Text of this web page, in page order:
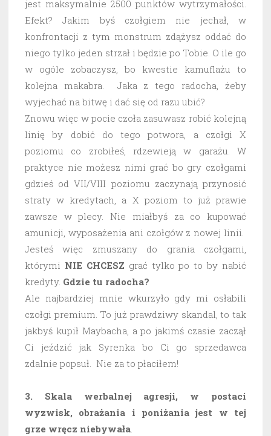
jest maksymalnie 2500 punktów wytrzymałości.
Efekt? Jakim byś czołgiem nie jechał, w
konfrontacji z tym monstrum zdążysz oddać do
niego tylko jeden strzał i będzie po Tobie. O ile go
w ogóle zobaczysz, bo kwestie kamuflażu to
kolejna makabra. Jaka z tego radocha, żeby
wyjechać na bitwę i dać się od razu ubić?
Znowu więc w pocie czoła zasuwasz robić kolejną
linię by dobić do tego potwora, a czołgi X
poziomu co zrobiłeś, rdzewieją w garażu. W
praktyce nie możesz nimi grać bo gry czołgami
gdzieś od VII/VIII poziomu zaczynają przynosić
straty w kredytach, a X poziom to już prawie
zawsze w plecy. Nie miałbyś za co kupować
amunicji, wyposażenia ani czołgów z nowej linii.
Jesteś więc zmuszany do grania czołgami,
którymi NIE CHCESZ grać tylko po to by nabić
kredyty. Gdzie tu radocha?
Ale najbardziej mnie wkurzyło gdy mi osłabili
czołgi premium. To już prawdziwy skandal, to tak
jakbyś kupił Maybacha, a po jakimś czasie zaczął
Ci jeździć jak Syrenka bo Ci go sprzedawca
zdalnie popsuł. Nie za to płaciłem!
3. Skala werbalnej agresji, w postaci
wyzwisk, obrażania i poniżania jest w tej
grze wręcz niebywała.